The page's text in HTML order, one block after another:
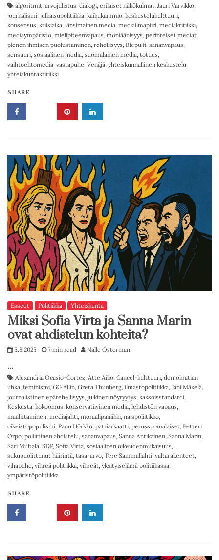
algoritmit, arvojulistus, dialogi, erilaiset näkökulmat, Jauri Varvikko,
journalismi, julkaisupolitiikka, kaikukammio, keskustelukulttuuri,
konsensus, kriisiaika, länsimainen media, mediailmapiiri, mediakritiikki,
mediaympäristö, mielipiteenvapaus, moniäänisyys, perinteiset mediat,
pienen ihmisen puolustaminen, rehellisyys, Riepu.fi, sananvapaus,
sensuuri, sosiaalinen media, suomalainen media, totuus,
vaihtoehtomedia, vastapuhe, Venäjä, yhteiskunnallinen keskustelu,
yhteiskuntakritiikki
SHARE
Esseet Politiikka Yhteiskunta
Miksi Sofia Virta ja Sanna Marin
ovat ahdistelun kohteita?
5.8.2025 7 min read Nalle Österman
…
Alexandria Ocasio-Cortez, Atte Ailio, Cancel-kulttuuri, demokratian
uhka, feminismi, GG Allin, Greta Thunberg, ilmastopolitiikka, Jani Mäkelä,
journalistinen epärehellisyys, julkinen nöyryytys, kaksoisstandardi,
Keskusta, kokoomus, konservatiivinen media, lehdistön vapaus,
maalittaminen, mediajahti, moraalipaniikki, naispoliitikko,
oikeistopopulismi, Panu Hörkkö, patriarkaatti, perussuomalaiset, Petteri
Orpo, poliittinen ahdistelu, sananvapaus, Sanna Antikainen, Sanna Marin,
Sari Multala, SDP, Sofia Virta, sosiaalinen oikeudenmukaisuus,
sukupuolittunut häirintä, tasa-arvo, Tere Sammallahti, valtarakenteet,
vihapuhe, vihreä politiikka, vihreät, yksityiselämä politiikassa,
ympäristöpolitiikka
SHARE